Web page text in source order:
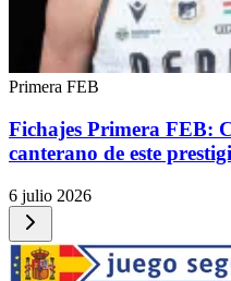
Primera FEB
Fichajes Primera FEB:
canterano de este
6 julio 2026